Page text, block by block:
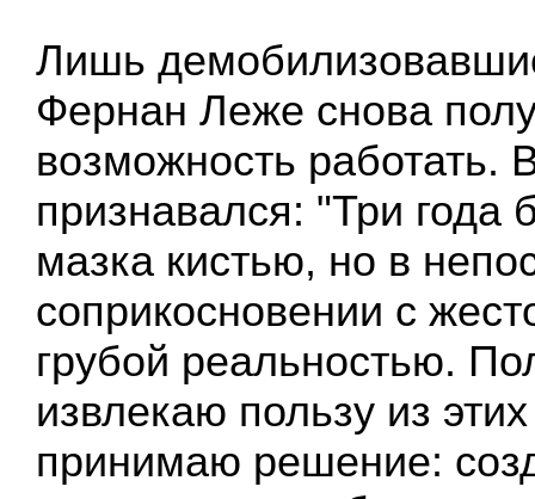
Лишь
Фернан Леже снова
возможность работать.
признавался: "Три года
мазка кистью, но в
соприкосновении с
грубой реальностью.
извлекаю пользу из
принимаю решение: